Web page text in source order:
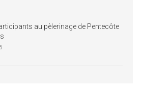
au pèlerinage de Pentecôte